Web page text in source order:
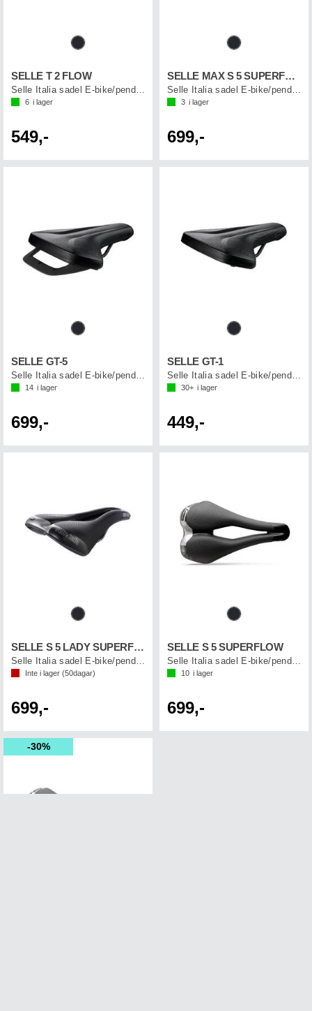
SELLE T 2 FLOW
Selle Italia sadel E-bike/pendling
6 i lager
549,-
SELLE MAX S 5 SUPERFLOW
Selle Italia sadel E-bike/pendling
3 i lager
699,-
SELLE GT-5
Selle Italia sadel E-bike/pendling
14 i lager
699,-
SELLE GT-1
Selle Italia sadel E-bike/pendling
30+ i lager
449,-
SELLE S 5 LADY SUPERFLOW
Inte i lager (50dagar)
699,-
SELLE S 5 SUPERFLOW
10 i lager
699,-
30%